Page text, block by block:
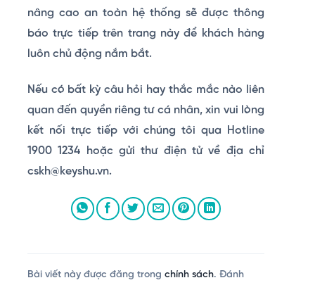
nâng cao an toàn hệ thống sẽ được thông
báo trực tiếp trên trang này để khách hàng
luôn chủ động nắm bắt.
Nếu có bất kỳ câu hỏi hay thắc mắc nào liên
quan đến quyền riêng tư cá nhân, xin vui lòng
kết nối trực tiếp với chúng tôi qua Hotline
1900 1234 hoặc gửi thư điện tử về địa chỉ
cskh@keyshu.vn.
Bài viết này được đăng trong chính sách. Đánh